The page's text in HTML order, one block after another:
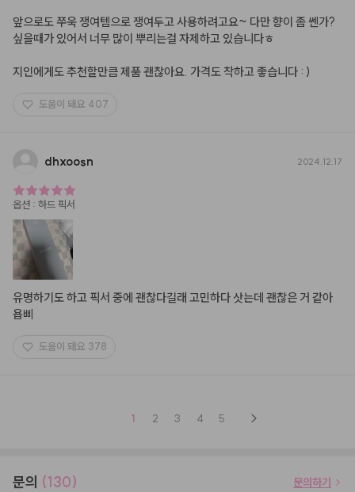
앞으로도 쭈욱 쟁여템으로 쟁여두고 사용하려고요~ 다만 향이 좀 쎈가?
싶을때가 있어서 너무 많이 뿌리는걸 자제하고 있습니다ㅎ
지인에게도 추천할만큼 제품 괜찮아요. 가격도 착하고 좋습니다 : )
도움이 돼요 407
dhxoosn 2024.12.17
옵션 : 하드 픽서
유명하기도 하고 픽서 중에 괜찮다길래 고민하다 삿는데 괜찮은 거 같아
욥삐
도움이 돼요 378
1 2 3 4 5
문의 (130) 문의하기